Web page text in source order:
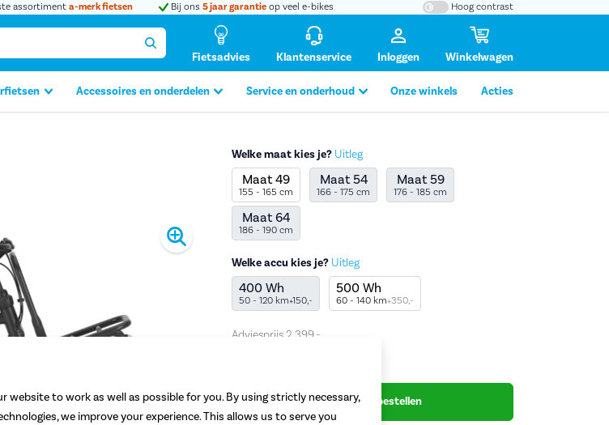
assortiment a-merk fietsen Bij ons 5 jaar garantie op veel e-bikes Hoog contrast
Fietsadvies Klantenservice Inloggen Winkelwagen
Accessoires en onderdelen Service en onderhoud Onze winkels Acties
Productafbeelding vergroten
Welke maat kies je? Uitleg
Maat 49
155 - 165 cm
Maat 54
166 - 175 cm
Maat 59
176 - 185 cm
Maat 64
186 - 190 cm
Welke accu kies je? Uitleg
400 Wh
50 - 120 km+150,-
500 Wh
60 - 140 km+350,-
Adviesprijs2.399,-
Begin met bestellen
to work as well as possible for you. By using strictly necessary,
we improve your experience. This allows us to serve you